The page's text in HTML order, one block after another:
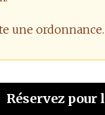
une ordonnance.
Réservezpour